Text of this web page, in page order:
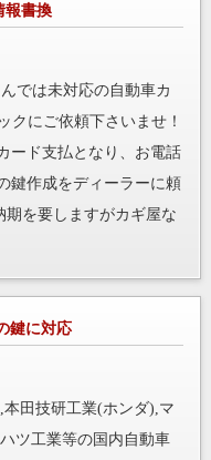
報書換
では未対応の自動車カ
クにご依頼下さいませ！
ード支払となり、お電話
鍵作成をディーラーに頼
を要しますがカギ屋な
鍵に対応
本田技研工業(ホンダ),マ
ツ工業等の国内自動車